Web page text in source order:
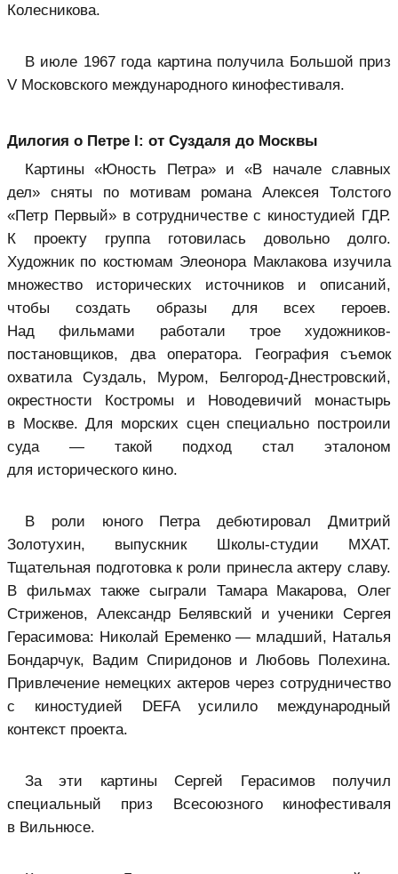
Колесникова.
В июле 1967 года картина получила Большой приз
V Московского международного кинофестиваля.
Дилогия о Петре I: от Суздаля до Москвы
Картины «Юность Петра» и «В начале славных
дел» сняты по мотивам романа Алексея Толстого
«Петр Первый» в сотрудничестве с киностудией ГДР.
К проекту группа готовилась довольно долго.
Художник по костюмам Элеонора Маклакова изучила
множество исторических источников и описаний,
чтобы создать образы для всех героев.
Над фильмами работали трое художников-
постановщиков, два оператора. География съемок
охватила Суздаль, Муром, Белгород-Днестровский,
окрестности Костромы и Новодевичий монастырь
в Москве. Для морских сцен специально построили
суда — такой подход стал эталоном
для исторического кино.
В роли юного Петра дебютировал Дмитрий
Золотухин, выпускник Школы-студии МХАТ.
Тщательная подготовка к роли принесла актеру славу.
В фильмах также сыграли Тамара Макарова, Олег
Стриженов, Александр Белявский и ученики Сергея
Герасимова: Николай Еременко — младший, Наталья
Бондарчук, Вадим Спиридонов и Любовь Полехина.
Привлечение немецких актеров через сотрудничество
с киностудией DEFA усилило международный
контекст проекта.
За эти картины Сергей Герасимов получил
специальный приз Всесоюзного кинофестиваля
в Вильнюсе.